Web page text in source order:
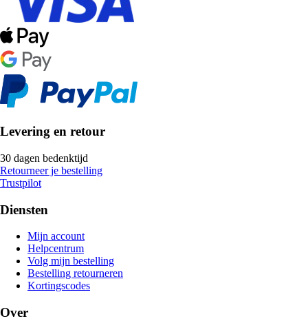
Levering en retour
30 dagen bedenktijd
Retourneer je bestelling
Trustpilot
Diensten
Mijn account
Helpcentrum
Volg mijn bestelling
Bestelling retourneren
Kortingscodes
Over